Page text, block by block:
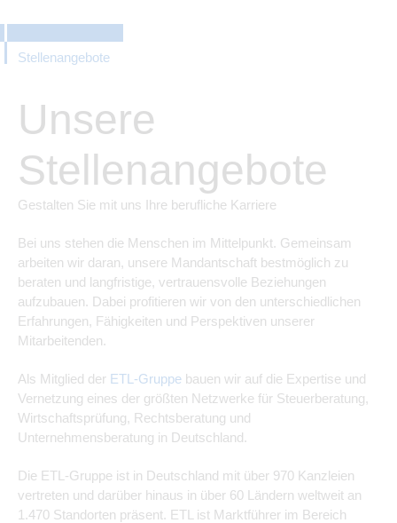
Stellenangebote
Unsere
Stellenangebote
Gestalten Sie mit uns Ihre berufliche Karriere
Bei uns stehen die Menschen im Mittelpunkt. Gemeinsam
arbeiten wir daran, unsere Mandantschaft bestmöglich zu
beraten und langfristige, vertrauensvolle Beziehungen
aufzubauen. Dabei profitieren wir von den unterschiedlichen
Erfahrungen, Fähigkeiten und Perspektiven unserer
Mitarbeitenden.
Als Mitglied der ETL-Gruppe bauen wir auf die Expertise und
Vernetzung eines der größten Netzwerke für Steuerberatung,
Wirtschaftsprüfung, Rechtsberatung und
Unternehmensberatung in Deutschland.
Die ETL-Gruppe ist in Deutschland mit über 970 Kanzleien
vertreten und darüber hinaus in über 60 Ländern weltweit an
1.470 Standorten präsent. ETL ist Marktführer im Bereich